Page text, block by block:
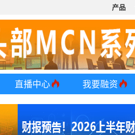
产品
直播中心 我要融资